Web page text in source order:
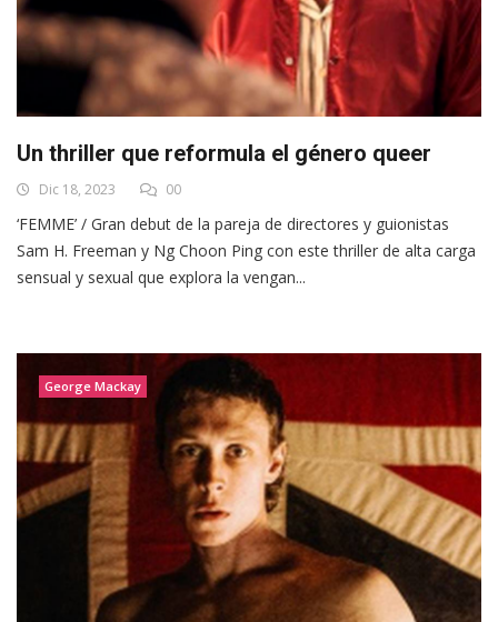
Un thriller que reformula el género queer
Dic 18, 2023 00
‘FEMME’ / Gran debut de la pareja de directores y guionistas
Sam H. Freeman y Ng Choon Ping con este thriller de alta carga
sensual y sexual que explora la vengan...
George Mackay